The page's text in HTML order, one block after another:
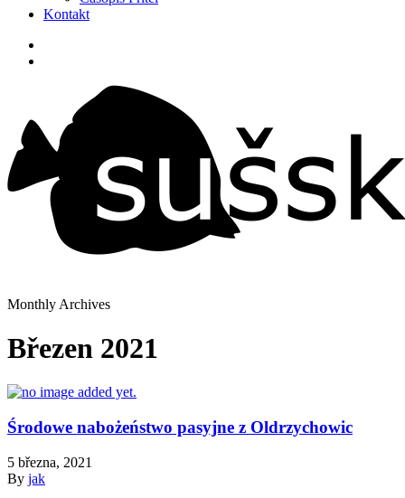
Kontakt
Monthly Archives
Březen 2021
Środowe nabożeństwo pasyjne z Oldrzychowic
5 března, 2021
By jak